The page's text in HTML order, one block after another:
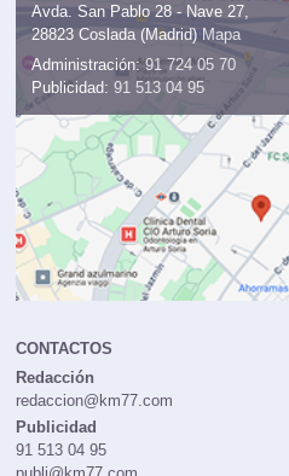
Avda. San Pablo 28 - Nave 27,
28823 Coslada (Madrid) Mapa
Administración: 91 724 05 70
Publicidad: 91 513 04 95
CONTACTOS
Redacción
redaccion@km77.com
Publicidad
91 513 04 95